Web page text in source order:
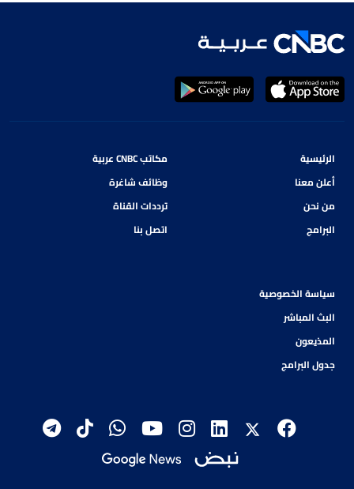
الرئيسية
أعلن معنا
من نحن
البرامج
مكاتب CNBC عربية
وظائف شاغرة
ترددات القناة
اتصل بنا
سياسة الخصوصية
البث المباشر
المذيعون
جدول البرامج